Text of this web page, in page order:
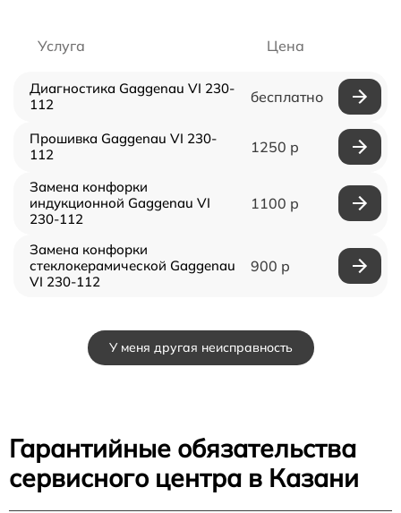
Услуга Цена
Диагностика Gaggenau VI 230-
112
бесплатно
Прошивка Gaggenau VI 230-
112
1250 р
Замена конфорки
индукционной Gaggenau VI
230-112
1100 р
Замена конфорки
стеклокерамической Gaggenau
VI 230-112
900 р
У меня другая неисправность
Гарантийные обязательства
сервисного центра в Казани